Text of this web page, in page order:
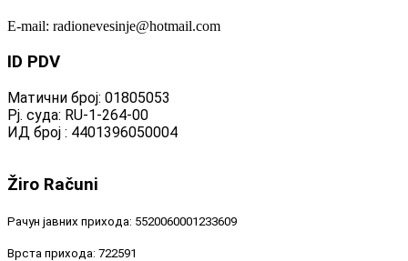
E-mail: radionevesinje@hotmail.com
ID PDV
Матични број: 01805053
Рј. суда: RU-1-264-00
ИД број : 4401396050004
Žiro Računi
Рачун јавних прихода: 5520060001233609
Врста прихода: 722591